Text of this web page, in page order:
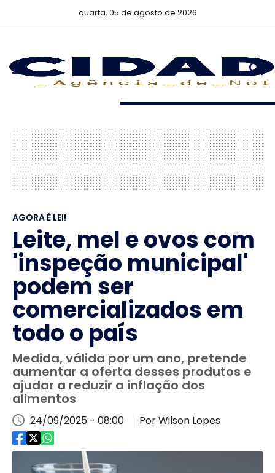
quarta, 05 de agosto de 2026
AGORA É LEI!
Leite, mel e ovos com
'inspeção municipal'
podem ser
comercializados em
todo o país
Medida, válida por um ano, pretende
aumentar a oferta desses produtos e
ajudar a reduzir a inflação dos
alimentos
24/09/2025 - 08:00 Por Wilson Lopes